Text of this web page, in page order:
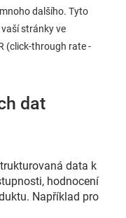
dalšího. Tyto
stránky ve
(click-through rate -
dat
data k
hodnocení
Například pro